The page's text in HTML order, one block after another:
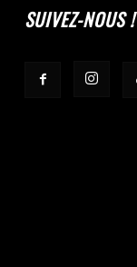
SUIVEZ-NOUS !